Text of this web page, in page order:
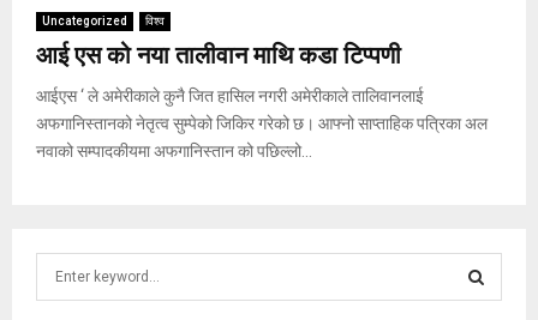
Uncategorized विश्व
आई एस को नया तालीवान माथि कडा टिप्पणी
आईएस ‘ ले अमेरीकाले कुनै जित हासिल नगरी अमेरीकाले तालिवानलाई
अफगानिस्तानको नेतृत्व सुम्पेको जिकिर गरेको छ। आफ्नो साप्ताहिक पत्रिका अल
नवाको सम्पादकीयमा अफगानिस्तान को पछिल्लो...